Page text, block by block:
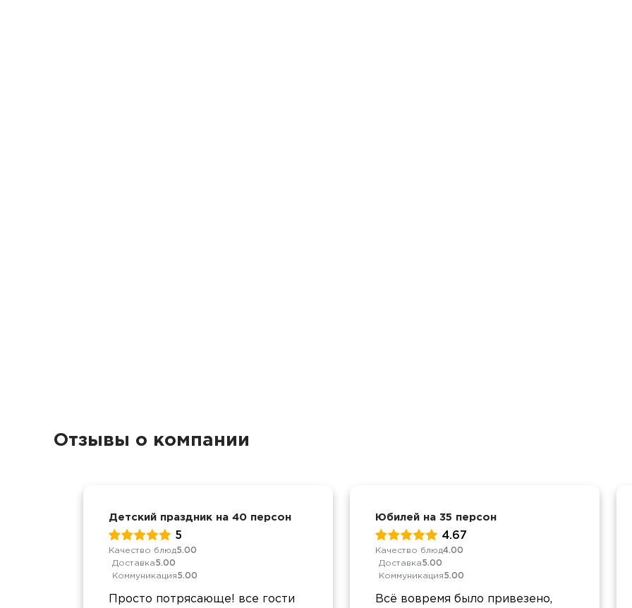
Отзывы о компании
Детский праздник на 40 персон
5
Качество блюд5.00
Доставка5.00
Коммуникация5.00
Просто потрясающе! все гости
Юбилей на 35 персон
4.67
Качество блюд4.00
Доставка5.00
Коммуникация5.00
Всё вовремя было привезено,